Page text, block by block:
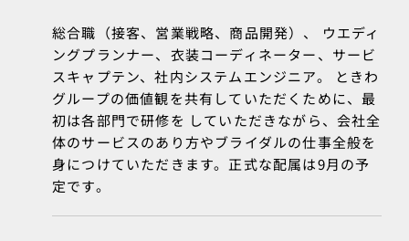
総合職（接客、営業戦略、商品開発）、 ウエディ
ングプランナー、衣装コーディネーター、サービ
スキャプテン、社内システムエンジニア。 ときわ
グループの価値観を共有していただくために、最
初は各部門で研修を していただきながら、会社全
体のサービスのあり方やブライダルの仕事全般を
身につけていただきます。正式な配属は9月の予
定です。